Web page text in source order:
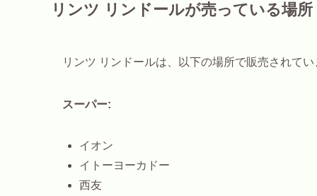
リンツ リンドールが売っている場所
リンツ リンドールは、以下の場所で販売されてい
スーパー:
イオン
イトーヨーカドー
西友